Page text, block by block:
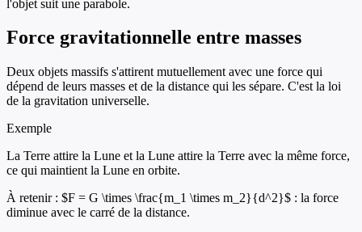
l'objet suit une parabole.
Force gravitationnelle entre masses
Deux objets massifs s'attirent mutuellement avec une force qui
dépend de leurs masses et de la distance qui les sépare. C'est la loi
de la gravitation universelle.
Exemple
La Terre attire la Lune et la Lune attire la Terre avec la même force,
ce qui maintient la Lune en orbite.
À retenir : $F = G \times \frac{m_1 \times m_2}{d^2}$ : la force
diminue avec le carré de la distance.